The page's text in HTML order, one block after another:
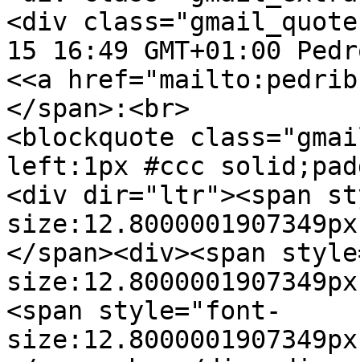
<div
15 16:49 GMT+01:00
<<a
</span>:<br>
<blockquote
left:1px #ccc
<div dir="ltr"><span
</span><div><span
<span style="font-